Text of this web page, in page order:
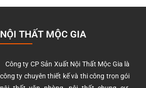
NỘI THẤT MỘC GIA
Công ty CP Sản Xuất Nội Thất Mộc Gia là
công ty chuyên thiết kế và thi công trọn gói